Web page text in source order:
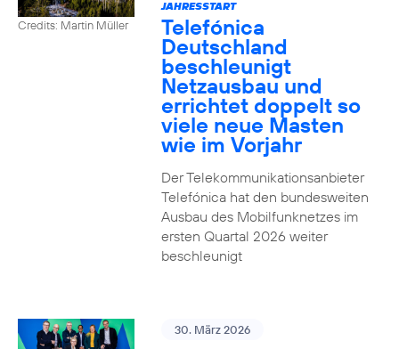
Credits: Martin Müller
JAHRESSTART
Telefónica
Deutschland
beschleunigt
Netzausbau und
errichtet doppelt so
viele neue Masten
wie im Vorjahr
Der Telekommunikationsanbieter
Telefónica hat den bundesweiten
Ausbau des Mobilfunknetzes im
ersten Quartal 2026 weiter
beschleunigt
30. März 2026